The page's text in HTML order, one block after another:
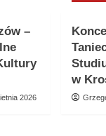
–
2026
w